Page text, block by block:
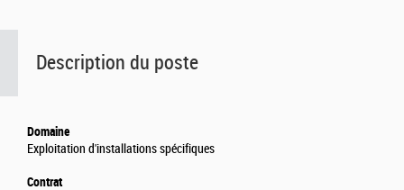
Description du poste
Domaine
Exploitation d'installations spécifiques
Contrat